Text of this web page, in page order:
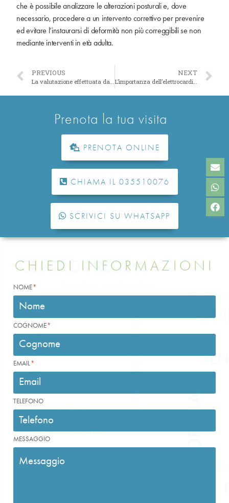
che è possibile analizzare le alterazioni posturali e, dove
necessario, procedere a un intervento correttivo per prevenire
ed evitare l’instaurarsi di deformità non più correggibili se non
mediante interventi in età adulta.
PREVIOUS
La valutazione effettuata dal podologo
NEXT
L’importanza dell’elettrocardiogramma
Prenota la tua visita
PRENOTA ONLINE
CHIAMA IL 035510076
SCRIVICI SU WHATSAPP
CHIEDI INFORMAZIONI
NOME
COGNOME
EMAIL
TELEFONO
MESSAGGIO